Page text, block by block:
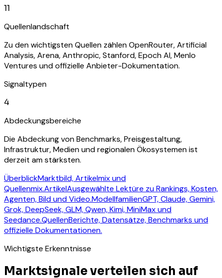
11
Quellenlandschaft
Zu den wichtigsten Quellen zählen OpenRouter, Artificial
Analysis, Arena, Anthropic, Stanford, Epoch AI, Menlo
Ventures und offizielle Anbieter-Dokumentation.
Signaltypen
4
Abdeckungsbereiche
Die Abdeckung von Benchmarks, Preisgestaltung,
Infrastruktur, Medien und regionalen Ökosystemen ist
derzeit am stärksten.
ÜberblickMarktbild, Artikelmix und
Quellenmix.ArtikelAusgewählte Lektüre zu Rankings, Kosten,
Agenten, Bild und Video.ModellfamilienGPT, Claude, Gemini,
Grok, DeepSeek, GLM, Qwen, Kimi, MiniMax und
Seedance.QuellenBerichte, Datensätze, Benchmarks und
offizielle Dokumentationen.
Wichtigste Erkenntnisse
Marktsignale verteilen sich auf